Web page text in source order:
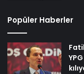
Popüler Haberler